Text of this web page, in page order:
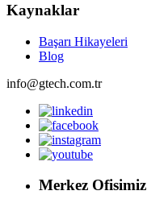
Kaynaklar
Başarı Hikayeleri
Blog
info@gtech.com.tr
Merkez Ofisimiz